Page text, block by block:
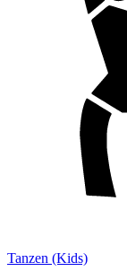
Tanzen (Kids)